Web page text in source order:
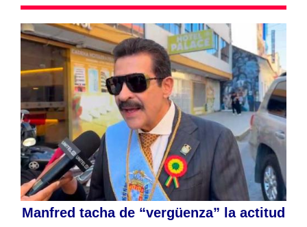
Manfred tacha de “vergüenza” la actitud